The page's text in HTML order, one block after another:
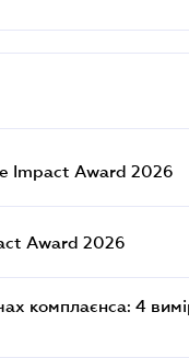
Impact Award 2026
Award 2026
комплаєнса: 4